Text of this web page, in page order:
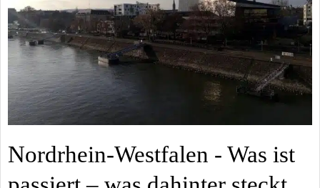
Nordrhein-Westfalen - Was ist